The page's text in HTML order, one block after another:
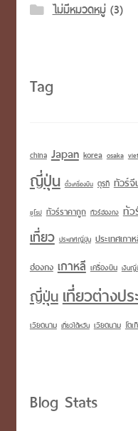
ไม่มีหมวดหมู่(3)
Tag
china Japan korea osaka
ญี่ปุ่น ตั๋วเครื่องบิน ตุรกี ทัวร์จี
ยุโรป ทัวร์ราคาถูก ทัวร์ฮ่องกง ทัว
เที่ยว ประเทศญี่ปุ่น ประเทศเกา
ฮ่องกง เกาหลี เครื่องบิน เงินญี่
ญี่ปุ่นเที่ยวต่างปร
เวียดนาม เที่ยวไต้หวัน เวียดนาม โต
Blog Stats